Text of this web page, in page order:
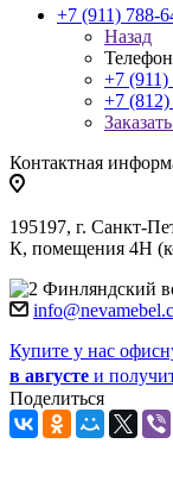
+7 (911) 788-
Назад
+7 (911)
+7
Контактная
195197, г. Санкт-
К, помещения 4Н
Финляндский
Купите у нас
в августе и
Поделиться